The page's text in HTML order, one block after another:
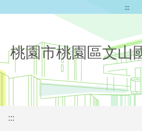
:::
桃園市桃園區文山
:::